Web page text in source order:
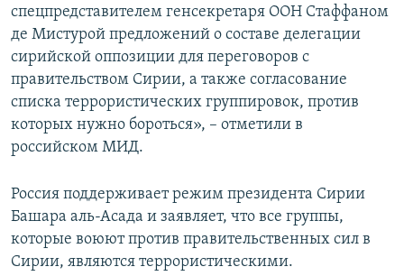
спецпредставителем генсекретаря ООН Стаффаном
де Мистурой предложений о составе делегации
сирийской оппозиции для переговоров с
правительством Сирии, а также согласование
списка террористических группировок, против
которых нужно бороться», – отметили в
российском МИД.
Россия поддерживает режим президента Сирии
Башара аль-Асада и заявляет, что все группы,
которые воюют против правительственных сил в
Сирии, являются террористическими.